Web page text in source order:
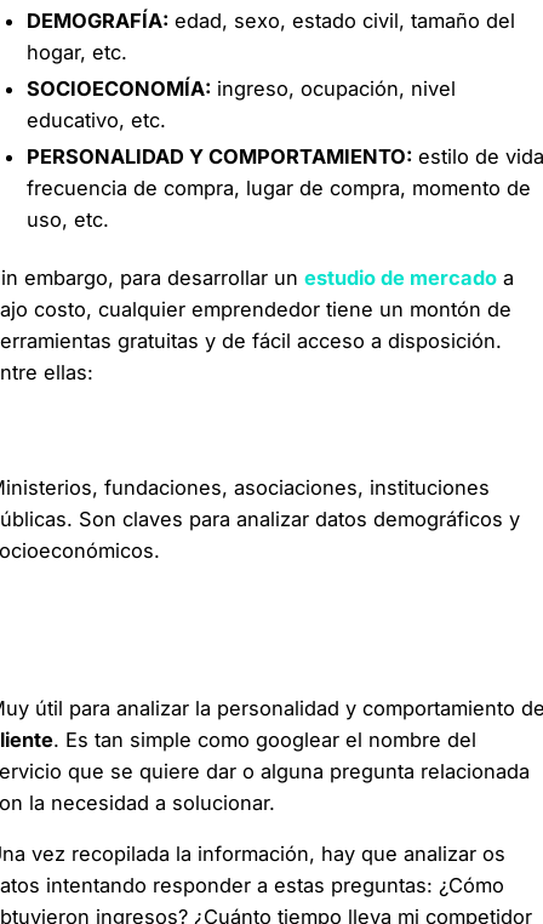
DEMOGRAFÍA: edad, sexo, estado civil, tamaño del
hogar, etc.
SOCIOECONOMÍA: ingreso, ocupación, nivel
educativo, etc.
PERSONALIDAD Y COMPORTAMIENTO: estilo de
frecuencia de compra, lugar de compra, momento de
uso, etc.
embargo, para desarrollar un estudio de mercado a
costo, cualquier emprendedor tiene un montón de
gratuitas y de fácil acceso a disposición.
ellas:
fundaciones, asociaciones, instituciones
Son claves para analizar datos demográficos y
útil para analizar la personalidad y comportamiento
. Es tan simple como googlear el nombre del
que se quiere dar o alguna pregunta relacionada
la necesidad a solucionar.
vez recopilada la información, hay que analizar os
intentando responder a estas preguntas: ¿Cómo
ingresos? ¿Cuánto tiempo lleva mi competidor